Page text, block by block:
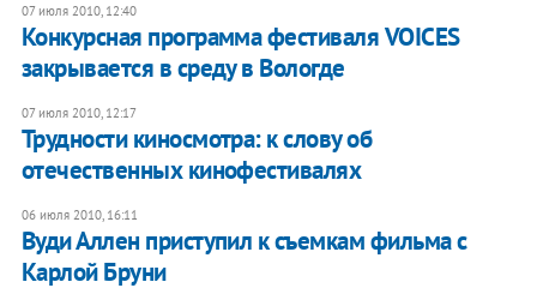
07 июля 2010, 12:40
Конкурсная программа фестиваля VOICES
закрывается в среду в Вологде
07 июля 2010, 12:17
Трудности киносмотра: к слову об
отечественных кинофестивалях
06 июля 2010, 16:11
Вуди Аллен приступил к съемкам фильма с
Карлой Бруни